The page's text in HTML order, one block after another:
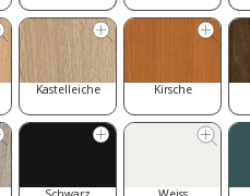
Kastelleiche Kirsche